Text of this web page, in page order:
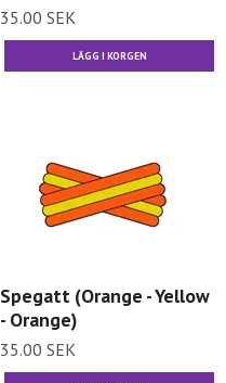
35.00 SEK
Spegatt (Orange - Yellow
- Orange)
35.00 SEK